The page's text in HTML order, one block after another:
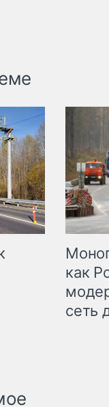
как
сеть